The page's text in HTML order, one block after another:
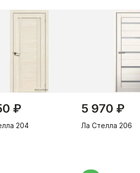
₽
204
5 970 ₽
Ла Стелла 206